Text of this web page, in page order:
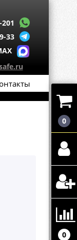
33
0
0